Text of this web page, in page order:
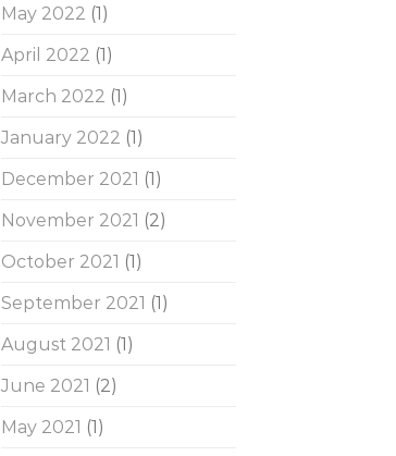
May 2022 (1)
April 2022 (1)
March 2022 (1)
January 2022 (1)
December 2021 (1)
November 2021 (2)
October 2021 (1)
September 2021 (1)
August 2021 (1)
June 2021 (2)
May 2021 (1)